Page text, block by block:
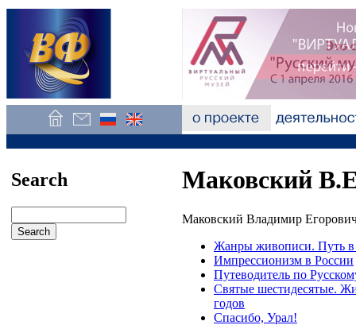
Search Маковский
Маковский Владимир
Жанры живописи. Путь в
Импрессионизм в России
Путеводитель по
Святые шестидесятые.
годов
Спасибо, Урал!